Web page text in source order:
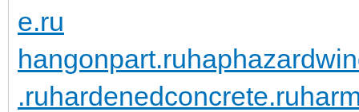
e.ru
hangonpart.ru
.ruhardenedconcrete.ru